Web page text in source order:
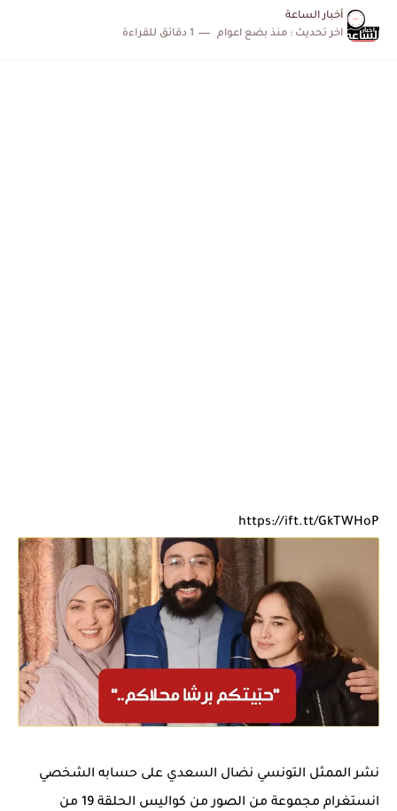
أخبار الساعة
اخر تحديث : منذ بضع اعوام 1 دقائق للقراءة
https://ift.tt/GkTWHoP
نشر الممثل التونسي نضال السعدي على حسابه الشخصي
انستغرام مجموعة من الصور من كواليس الحلقة 19 من